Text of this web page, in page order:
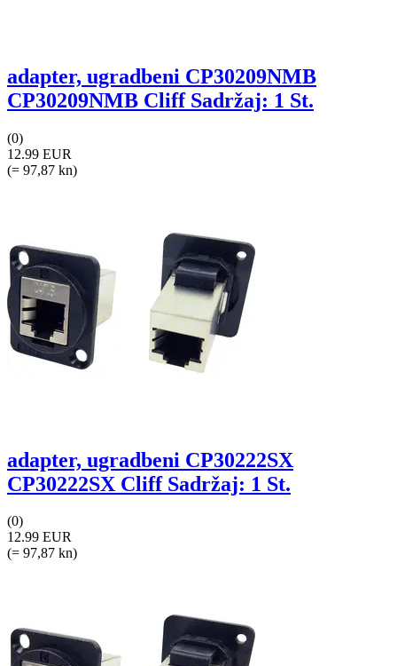
adapter, ugradbeni CP30209NMB
CP30209NMB Cliff Sadržaj: 1 St.
(0)
12.99 EUR
(= 97,87 kn)
adapter, ugradbeni CP30222SX
CP30222SX Cliff Sadržaj: 1 St.
(0)
12.99 EUR
(= 97,87 kn)